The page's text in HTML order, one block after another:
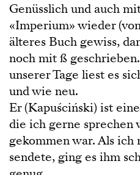
Genüsslich und auch
«Imperium» wieder
älteres Buch gewiss,
noch mit ß
unserer Tage liest es
und wie neu.
Er (Kapuściński) ist
die ich gerne sprechen
gekommen war. Als ich
sendete, ging es ihm